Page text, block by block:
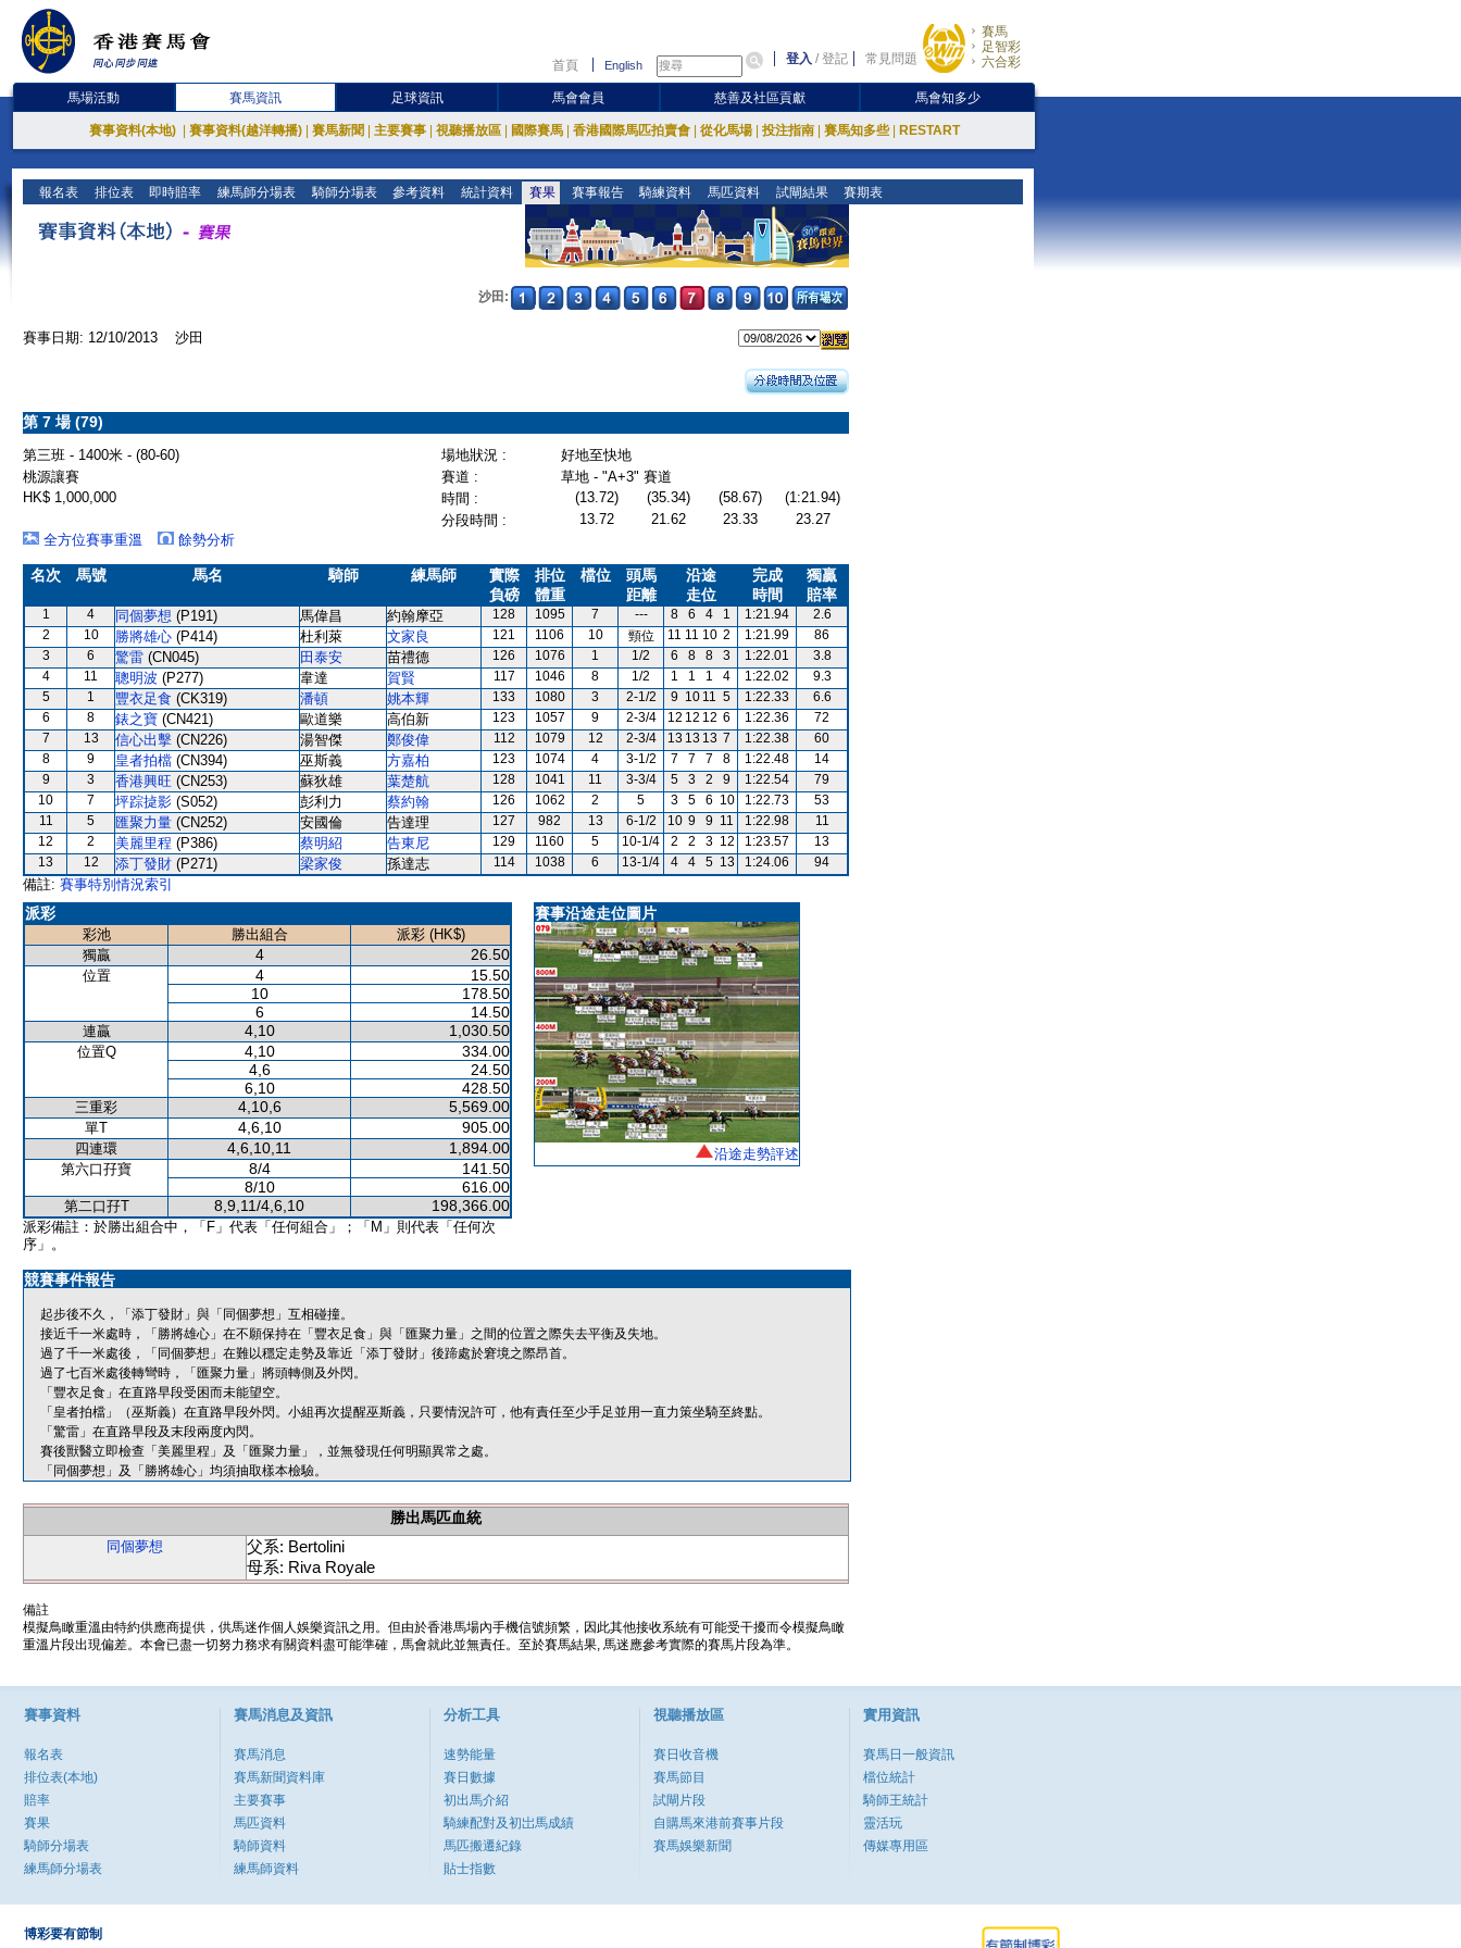
首頁 English 登入 /登記 常見問題
賽馬
足智彩
六合彩
馬場活動 賽馬資訊 足球資訊 馬會會員 慈善及社區貢獻 馬會知多少
賽事資料(本地) 賽事資料(越洋轉播) 賽馬新聞 主要賽事 視聽播放區 國際賽馬 香港國際馬匹拍賣會 從化馬場 投注指南 賽馬知多些 RESTART
報名表 排位表 即時賠率 練馬師分場表 騎師分場表 參考資料 統計資料 賽果 賽事報告 騎練資料 馬匹資料 試閘結果 賽期表
沙田:
賽事日期: 12/10/2013 沙田
第 7 場 (79)
第三班 - 1400米 - (80-60) 場地狀況 :
好地至快地
桃源讓賽
賽道 :
草地 - "A+3" 賽道
HK$ 1,000,000
時間 : (13.72) (35.34) (58.67)
(1:21.94)
分段時間 :
13.72 21.62 23.33
23.27
全方位賽事重溫
餘勢分析
名次 馬號 馬名 騎師 練馬師
實際
負磅
排位
體重
檔位
頭馬
距離
沿途
走位
完成
時間
獨贏
賠率
1 4 同個夢想 (P191) 馬偉昌 約翰摩亞 128 1095 7 --- 8 6 4 1 1:21.94
2.6
2
10 勝將雄心 (P414) 杜利萊 文家良 121 1106 10 頸位 11 11 10 2 1:21.99
86
3
6 驚雷 (CN045) 田泰安 苗禮德 126 1076 1 1/2 6 8 8 3 1:22.01
3.8
4
11 聰明波 (P277) 韋達 賀賢 117 1046 8 1/2 1 1 1 4 1:22.02
9.3
5
1 豐衣足食 (CK319) 潘頓 姚本輝 133 1080 3 2-1/2 9 10 11 5 1:22.33
6.6
6
8 錶之寶 (CN421) 歐道樂 高伯新 123 1057 9 2-3/4 12 12 12 6 1:22.36
72
7
13 信心出擊 (CN226) 湯智傑 鄭俊偉 112 1079 12 2-3/4 13 13 13 7 1:22.38
60
8
9 皇者拍檔 (CN394) 巫斯義 方嘉柏 123 1074 4 3-1/2 7 7 7 8 1:22.48
14
9
3 香港興旺 (CN253) 蘇狄雄 葉楚航 128 1041 11 3-3/4 5 3 2 9 1:22.54
79
10
7 坪踪㨗影 (S052) 彭利力 蔡約翰 126 1062 2 5 3 5 6 10 1:22.73
53
11
5 匯聚力量 (CN252) 安國倫 告達理 127 982 13 6-1/2 10 9 9 11 1:22.98
11
12
2 美麗里程 (P386) 蔡明紹 告東尼 129 1160 5 10-1/4 2 2 3 12 1:23.57
13
13
12 添丁發財 (P271) 梁家俊 孫達志 114 1038 6 13-1/4 4 4 5 13 1:24.06 94
備註: 賽事特別情況索引
派彩
彩池 勝出組合
派彩 (HK$)
獨贏
4 26.50
位置 4
15.50
10
178.50
6
14.50
連贏 4,10 1,030.50
位置Q 4,10
334.00
4,6
24.50
6,10
428.50
三重彩 4,10,6 5,569.00
單T 4,6,10 905.00
四連環 4,6,10,11 1,894.00
第六口孖寶 8/4
141.50
8/10
616.00
第二口孖T 8,9,11/4,6,10 198,366.00
派彩備註：於勝出組合中，「F」代表「任何組合」；「M」則代表「任何次
序」。
賽事沿途走位圖片
沿途走勢評述
競賽事件報告
起步後不久，「添丁發財」與「同個夢想」互相碰撞。
接近千一米處時，「勝將雄心」在不願保持在「豐衣足食」與「匯聚力量」之間的位置之際失去平衡及失地。
過了千一米處後，「同個夢想」在難以穩定走勢及靠近「添丁發財」後蹄處於窘境之際昂首。
過了七百米處後轉彎時，「匯聚力量」將頭轉側及外閃。
「豐衣足食」在直路早段受困而未能望空。
「皇者拍檔」（巫斯義）在直路早段外閃。小組再次提醒巫斯義，只要情況許可，他有責任至少手足並用一直力策坐騎至終點。
「驚雷」在直路早段及末段兩度內閃。
賽後獸醫立即檢查「美麗里程」及「匯聚力量」，並無發現任何明顯異常之處。
「同個夢想」及「勝將雄心」均須抽取樣本檢驗。
勝出馬匹血統
同個夢想
父系: Bertolini
母系: Riva Royale
備註
模擬鳥瞰重溫由特約供應商提供，供馬迷作個人娛樂資訊之用。但由於香港馬場內手機信號頻繁，因此其他接收系統有可能受干擾而令模擬鳥瞰
重溫片段出現偏差。本會已盡一切努力務求有關資料盡可能準確，馬會就此並無責任。至於賽馬結果, 馬迷應參考實際的賽馬片段為準。
賽事資料
報名表
排位表(本地)
賠率
賽果
騎師分場表
練馬師分場表
賽馬消息及資訊
賽馬消息
賽馬新聞資料庫
主要賽事
馬匹資料
騎師資料
練馬師資料
分析工具
速勢能量
賽日數據
初出馬介紹
騎練配對及初岀馬成績
馬匹搬遷紀錄
貼士指數
視聽播放區
賽日收音機
賽馬節目
試閘片段
自購馬來港前賽事片段
賽馬娛樂新聞
實用資訊
賽馬日一般資訊
檔位統計
騎師王統計
靈活玩
傳媒專用區
博彩要有節制